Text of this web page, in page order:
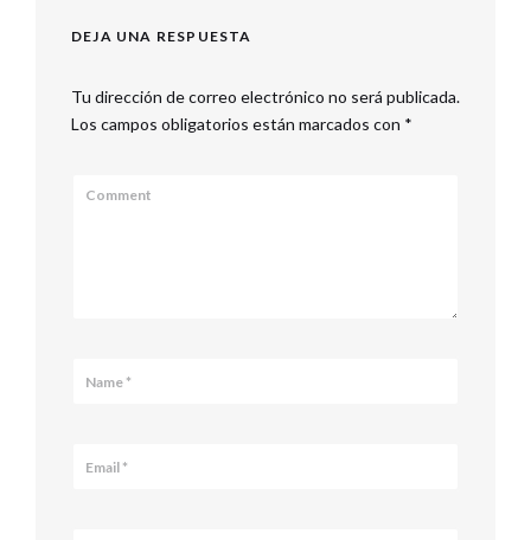
DEJA UNA RESPUESTA
Tu dirección de correo electrónico no será publicada.
Los campos obligatorios están marcados con *